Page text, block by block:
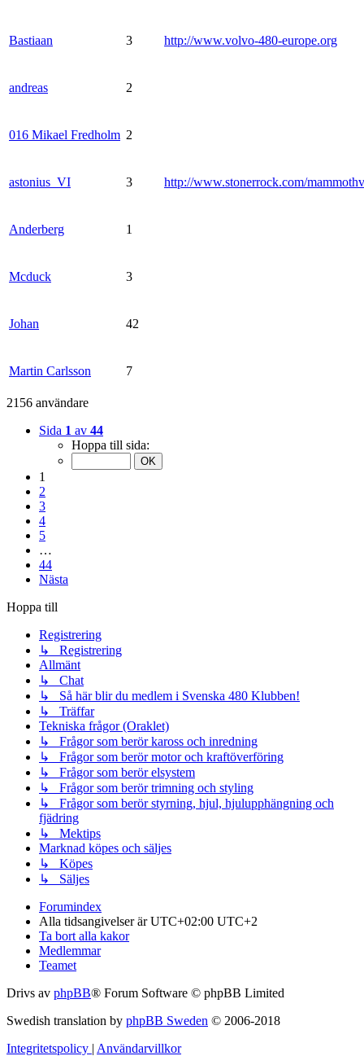
Bastiaan 3 http://www.volvo-480-europe.org
andreas 2
016 Mikael Fredholm 2
astonius_VI 3 http://www.stonerrock.com/
Anderberg 1
Mcduck 3
Johan 42
Martin Carlsson 7
2156 användare
Sida 1 av 44
Hoppa till sida:
1
2
3
4
5
…
44
Nästa
Hoppa till
Registrering
↳ Registrering
Allmänt
↳ Chat
↳ Så här blir du medlem i Svenska 480 Klubben!
↳ Träffar
Tekniska frågor (Oraklet)
↳ Frågor som berör kaross och inredning
↳ Frågor som berör motor och kraftöverföring
↳ Frågor som berör elsystem
↳ Frågor som berör trimning och styling
↳ Frågor som berör styrning, hjul, hjulupphängning och
fjädring
↳ Mektips
Marknad köpes och säljes
↳ Köpes
↳ Säljes
Forumindex
Alla tidsangivelser är UTC+02:00 UTC+2
Ta bort alla kakor
Medlemmar
Teamet
Drivs av phpBB® Forum Software © phpBB Limited
Swedish translation by phpBB Sweden © 2006-2018
Integritetspolicy | Användarvillkor